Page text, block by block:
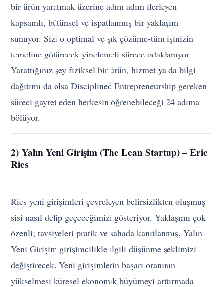
bir ürün yaratmak üzerine adım adım ilerleyen
kapsamlı, bütünsel ve ispatlanmış bir yaklaşım
sunuyor. Sizi o optimal ve şık çözüme-tüm işinizin
temeline götürecek yinelemeli sürece odaklanıyor.
Yarattığınız şey fiziksel bir ürün, hizmet ya da bilgi
dağıtımı da olsa Disciplined Entrepreneurship gereken
süreci gayret eden herkesin öğrenebileceği 24 adıma
bölüyor.
2) Yalın Yeni Girişim (The Lean Startup) – Eric
Ries
Ries yeni girişimleri çevreleyen belirsizlikten oluşmuş
sisi nasıl delip geçeceğimizi gösteriyor. Yaklaşımı çok
özenli; tavsiyeleri pratik ve sahada kanıtlanmış. Yalın
Yeni Girişim girişimcilikle ilgili düşünme şeklimizi
değiştirecek. Yeni girişimlerin başarı oranının
yükselmesi küresel ekonomik büyümeyi arttırmada